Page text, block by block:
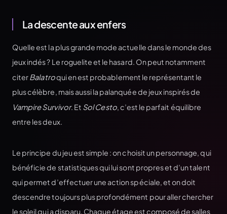
La descente aux enfers
Quelle est la plus grande mode actuelle dans le monde des
jeux indés ? Le roguelite et le hasard. On peut notamment
citerBalatroqui en est probablement le représentant le
plus célèbre, mais aussi la palanquée de jeux inspirés de
Vampire Survivor. Et Sol Cesto, c’est le parfait équilibre
entre les deux.
Le principe du jeu est simple : on choisit un personnage, qui
bénéficie de statistiques qui lui sont propres et d’un talent
qui permet d’effectuer une action spéciale, et on doit
descendre toujours plus profondément pour aller chercher
le soleil qui a disparu. Chaque étage est composé de salles